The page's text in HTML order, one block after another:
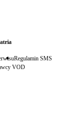
Regulamin SMS
VOD